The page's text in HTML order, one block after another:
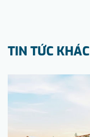
TIN TỨC KHÁC